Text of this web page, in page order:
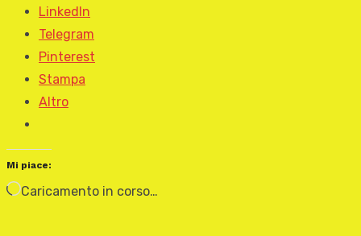
LinkedIn
Telegram
Pinterest
Stampa
Altro
Mi piace:
Caricamento in corso…